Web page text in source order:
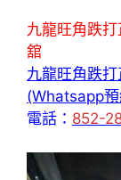
九龍旺角跌
舘
九龍旺角跌
(Whatsapp
電話： 852-